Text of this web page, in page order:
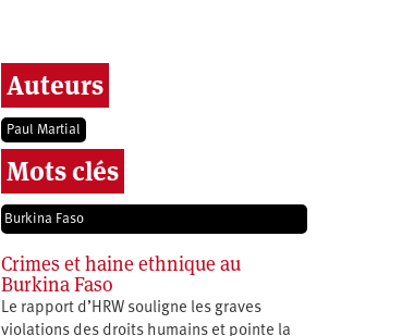
Auteurs
Paul Martial
Mots clés
Burkina Faso
Crimes et haine ethnique au
Burkina Faso
Le rapport d’HRW souligne les graves
violations des droits humains et pointe la